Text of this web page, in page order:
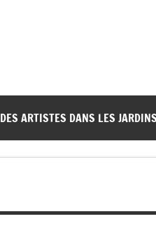
DES ARTISTES DANS LES